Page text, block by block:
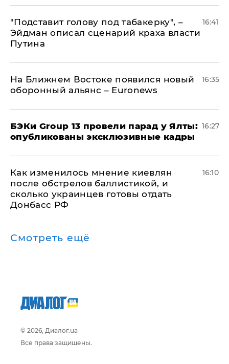
​"Подставит голову под табакерку", –
Эйдман описал сценарий краха власти
Путина
16:41
На Ближнем Востоке появился новый
оборонный альянс – Euronews
16:35
​БЭКи Group 13 провели парад у Ялты:
опубликованы эксклюзивные кадры
16:27
Как изменилось мнение киевлян
после обстрелов баллистикой, и
сколько украинцев готовы отдать
Донбасс РФ
16:10
Смотреть ещё
© 2026, Диалог.ua
Все права защищены.